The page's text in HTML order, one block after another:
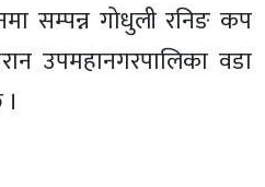
सम्पन्न गोधुली रनिङ कप
उपमहानगरपालिका वडा